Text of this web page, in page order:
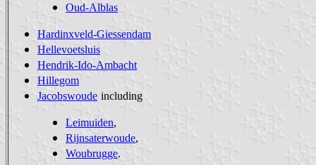
Oud-Alblas
Hardinxveld-Giessendam
Hellevoetsluis
Hendrik-Ido-Ambacht
Hillegom
Jacobswoude including
Leimuiden,
Rijnsaterwoude,
Woubrugge.